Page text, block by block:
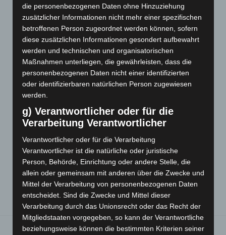
Spiritualität Sprache
Synchronie
Systemische Therapie
Therapie Training Trauma
Traumafolgestörung Umwelt Verkörperung
Soma Festival 2025
Die Psychosomatik erkundet das Selbst III
Die Psychosomatik erkundet das Selbst II
Die Psychosomatik erkundet das Selbst
Die Psychoanalyse erkundet Leiblichkeit
die personenbezogenen Daten ohne Hinzuziehung
zusätzlicher Informationen nicht mehr einer spezifischen
betroffenen Person zugeordnet werden können, sofern
diese zusätzlichen Informationen gesondert aufbewahrt
werden und technischen und organisatorischen
Maßnahmen unterliegen, die gewährleisten, dass die
personenbezogenen Daten nicht einer identifizierten
oder identifizierbaren natürlichen Person zugewiesen
werden.
g) Verantwortlicher oder für die
Verarbeitung Verantwortlicher
Verantwortlicher oder für die Verarbeitung
Verantwortlicher ist die natürliche oder juristische
Person, Behörde, Einrichtung oder andere Stelle, die
allein oder gemeinsam mit anderen über die Zwecke und
Mittel der Verarbeitung von personenbezogenen Daten
entscheidet. Sind die Zwecke und Mittel dieser
Verarbeitung durch das Unionsrecht oder das Recht der
Mitgliedstaaten vorgegeben, so kann der Verantwortliche
beziehungsweise können die bestimmten Kriterien seiner